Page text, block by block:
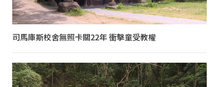
司馬庫斯校舍無照卡關22年 衝擊童受教權